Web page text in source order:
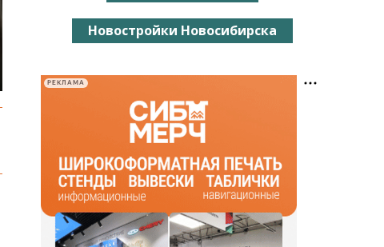
Новостройки Новосибирска
РЕКЛАМА